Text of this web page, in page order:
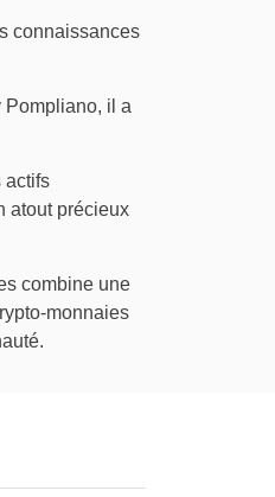
connaissances
Pompliano, il a
actifs
atout précieux
combine une
monnaies